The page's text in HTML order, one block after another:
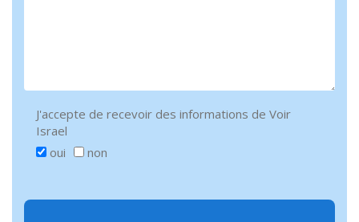
J'accepte de recevoir des informations de Voir
Israel
oui
non